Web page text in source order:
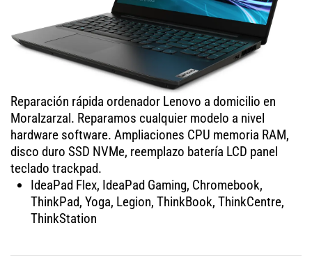
Reparación rápida ordenador Lenovo a domicilio en
Moralzarzal. Reparamos cualquier modelo a nivel
hardware software. Ampliaciones CPU memoria RAM,
disco duro SSD NVMe, reemplazo batería LCD panel
teclado trackpad.
IdeaPad Flex, IdeaPad Gaming, Chromebook,
ThinkPad, Yoga, Legion, ThinkBook, ThinkCentre,
ThinkStation